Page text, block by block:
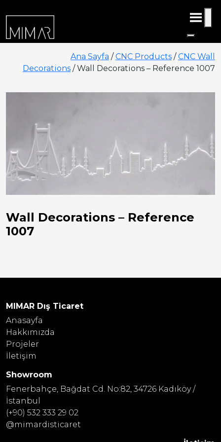
Ana Sayfa /CNC Products /CNC Wall
Decorations / Wall Decorations – Reference 1007
Wall Decorations – Reference
1007
MIMAR Dış Ticaret
Anasayfa
Hakkımızda
Projeler
İletişim
Showroom
Fenerbahçe, Bağdat Cd. No:82, 34726 Kadıköy /
İstanbul
(+90) 532 333 29 02
@mimardisticaret